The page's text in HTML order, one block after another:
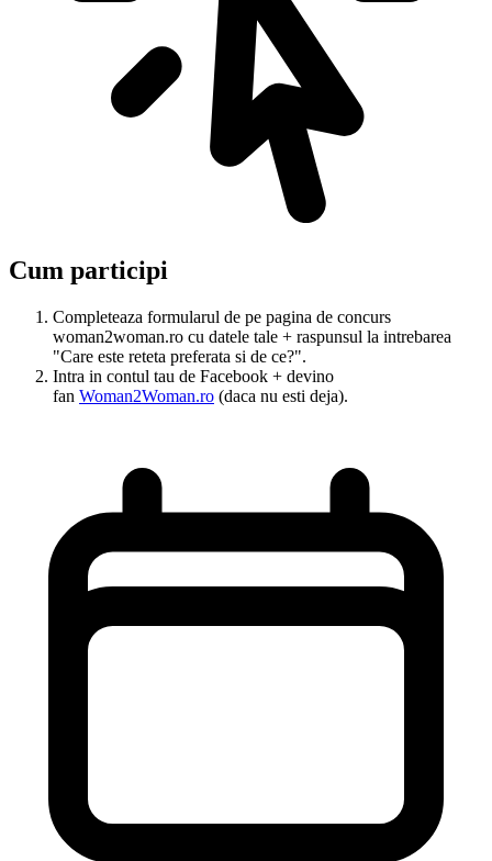
Cum participi
Completeaza formularul de pe pagina de concurs
woman2woman.ro cu datele tale + raspunsul la intrebarea
"Care este reteta preferata si de ce?".
Intra in contul tau de Facebook + devino
fan Woman2Woman.ro (daca nu esti deja).